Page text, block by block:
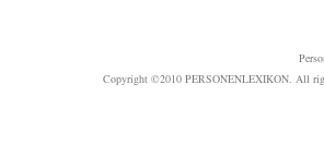
Copyright ©2010 PERSONENLEXIKON. All